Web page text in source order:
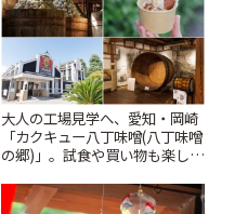
大人の工場見学へ、愛知・岡崎
「カクキュー八丁味噌(八丁味噌
の郷)」。試食や買い物も楽しみ